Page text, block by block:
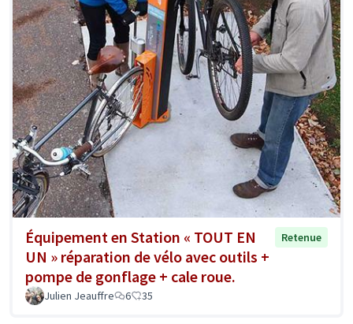
Équipement en Station « TOUT EN
UN » réparation de vélo avec outils +
pompe de gonflage + cale roue.
Retenue
Julien Jeauffre 6 35